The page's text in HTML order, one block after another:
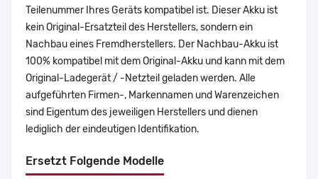
Teilenummer Ihres Geräts kompatibel ist. Dieser Akku ist
kein Original-Ersatzteil des Herstellers, sondern ein
Nachbau eines Fremdherstellers. Der Nachbau-Akku ist
100% kompatibel mit dem Original-Akku und kann mit dem
Original-Ladegerät / -Netzteil geladen werden. Alle
aufgeführten Firmen-, Markennamen und Warenzeichen
sind Eigentum des jeweiligen Herstellers und dienen
lediglich der eindeutigen Identifikation.
Ersetzt Folgende Modelle